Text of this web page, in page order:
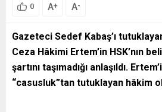
0 A+ A-
Gazeteci Sedef Kabaş’ı
Ceza Hâkimi Ertem’in HSK’nın
şartını taşımadığı anlaşıldı.
“casusluk”tan tutuklayan hâkim